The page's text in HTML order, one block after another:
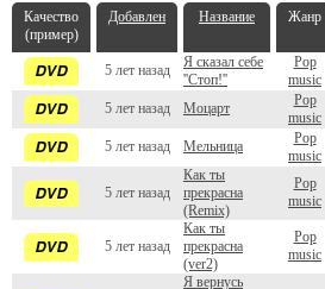
Качество
(пример)
Добавлен Название Жанр
5 лет назад
Я сказал себе
''Стоп!''
Pop
music
5 лет назад Моцарт
Pop
music
5 лет назад Мельница
Pop
music
5 лет назад
Как ты
прекрасна
(Remix)
Pop
music
5 лет назад
Как ты
прекрасна
(ver2)
Pop
music
Я вернусь